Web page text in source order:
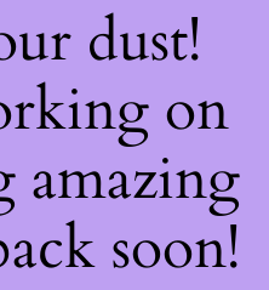
dust!
on
amazing
soon!